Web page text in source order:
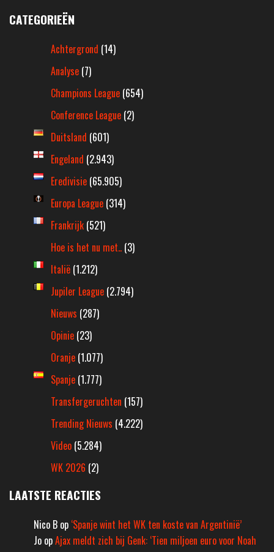
CATEGORIEËN
Achtergrond (14)
Analyse (7)
Champions League (654)
Conference League (2)
Duitsland (601)
Engeland (2.943)
Eredivisie (65.905)
Europa League (314)
Frankrijk (521)
Hoe is het nu met.. (3)
Italië (1.212)
Jupiler League (2.794)
Nieuws (287)
Opinie (23)
Oranje (1.077)
Spanje (1.777)
Transfergeruchten (157)
Trending Nieuws (4.222)
Video (5.284)
WK 2026 (2)
LAATSTE REACTIES
Nico B op ‘Spanje wint het WK ten koste van Argentinië’
Jo opAjax meldt zich bij Genk: ‘Tien miljoen euro voor Noah